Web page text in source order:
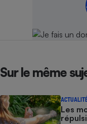
Sur le même
Les